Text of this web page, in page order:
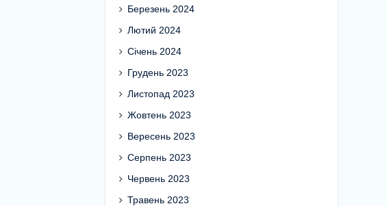
Березень 2024
Лютий 2024
Січень 2024
Грудень 2023
Листопад 2023
Жовтень 2023
Вересень 2023
Серпень 2023
Червень 2023
Травень 2023